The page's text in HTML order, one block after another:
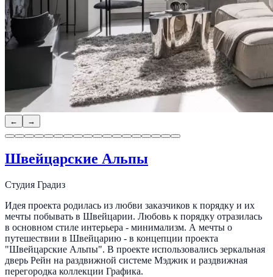
← →
Швейцарские Альпы
Студия Градиз
Идея проекта родилась из любви заказчиков к порядку и их
мечты побывать в Швейцарии. Любовь к порядку отразилась
в основном стиле интерьера - минимализм. А мечты о
путешествии в Швейцарию - в концепции проекта
"Швейцарские Альпы". В проекте использовались зеркальная
дверь Рейн на раздвижной системе Мэджик и раздвижная
перегородка коллекции Графика.